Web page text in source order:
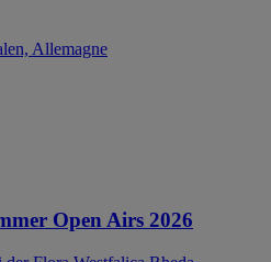
Allemagne
Open Airs 2026